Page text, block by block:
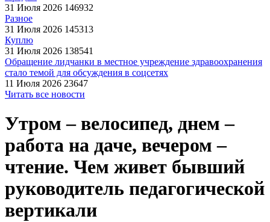
31 Июля 2026 146932
Разное
31 Июля 2026 145313
Куплю
31 Июля 2026 138541
Обращение лидчанки в местное учреждение здравоохранения
стало темой для обсуждения в соцсетях
11 Июля 2026 23647
Читать все новости
Утром – велосипед, днем –
работа на даче, вечером –
чтение. Чем живет бывший
руководитель педагогической
вертикали